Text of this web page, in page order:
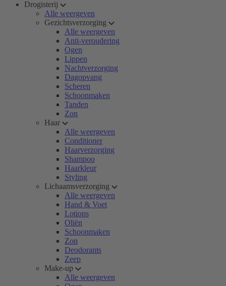
Drogisterij
Alle weergeven
Gezichtsverzorging
Alle weergeven
Anti-veroudering
Ogen
Lippen
Nachtverzorging
Dagopvang
Scheren
Schoonmaken
Tanden
Zon
Haar
Alle weergeven
Conditioner
Haarverzorging
Shampoo
Haarkleur
Styling
Lichaamsverzorging
Alle weergeven
Hand & Voet
Lotions
Oliën
Schoonmaken
Zon
Deodorants
Zeep
Make-up
Alle weergeven